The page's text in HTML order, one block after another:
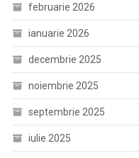
februarie 2026
ianuarie 2026
decembrie 2025
noiembrie 2025
septembrie 2025
iulie 2025